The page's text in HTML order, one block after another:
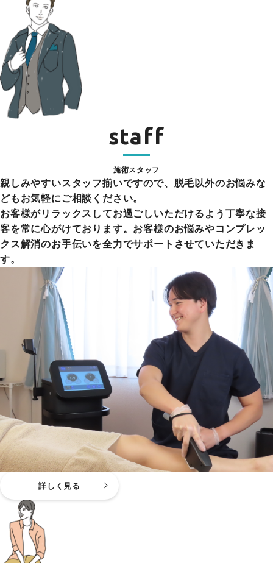
staff
施術スタッフ
親しみやすいスタッフ揃いですので、脱毛以外のお悩みな
どもお気軽にご相談ください。
お客様がリラックスしてお過ごしいただけるよう丁寧な接
客を常に心がけております。お客様のお悩みやコンプレッ
クス解消のお手伝いを全力でサポートさせていただきま
す。
詳しく見る